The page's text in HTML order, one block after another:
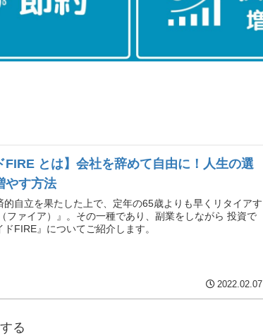
FIRE とは】会社を辞めて自由に！人生の選
やす方法
的自立を果たした上で、定年の65歳よりも早くリタイアす
ファイア）』。その一種であり、副業をしながら 投資で
ドFIRE』についてご紹介します。
2022.02.07
る